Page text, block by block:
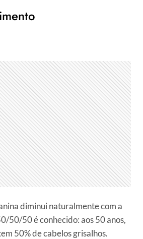
diminui naturalmente com a
50/50 é conhecido: aos 50 anos,
50% de cabelos grisalhos.